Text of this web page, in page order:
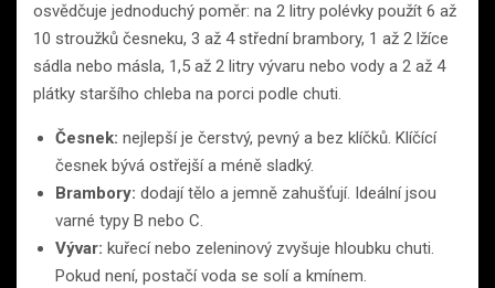
osvědčuje jednoduchý poměr: na 2 litry polévky použít 6 až
10 stroužků česneku, 3 až 4 střední brambory, 1 až 2 lžíce
sádla nebo másla, 1,5 až 2 litry vývaru nebo vody a 2 až 4
plátky staršího chleba na porci podle chuti.
Česnek: nejlepší je čerstvý, pevný a bez klíčků. Klíčící
česnek bývá ostřejší a méně sladký.
Brambory: dodají tělo a jemně zahušťují. Ideální jsou
varné typy B nebo C.
Vývar: kuřecí nebo zeleninový zvyšuje hloubku chuti.
Pokud není, postačí voda se solí a kmínem.